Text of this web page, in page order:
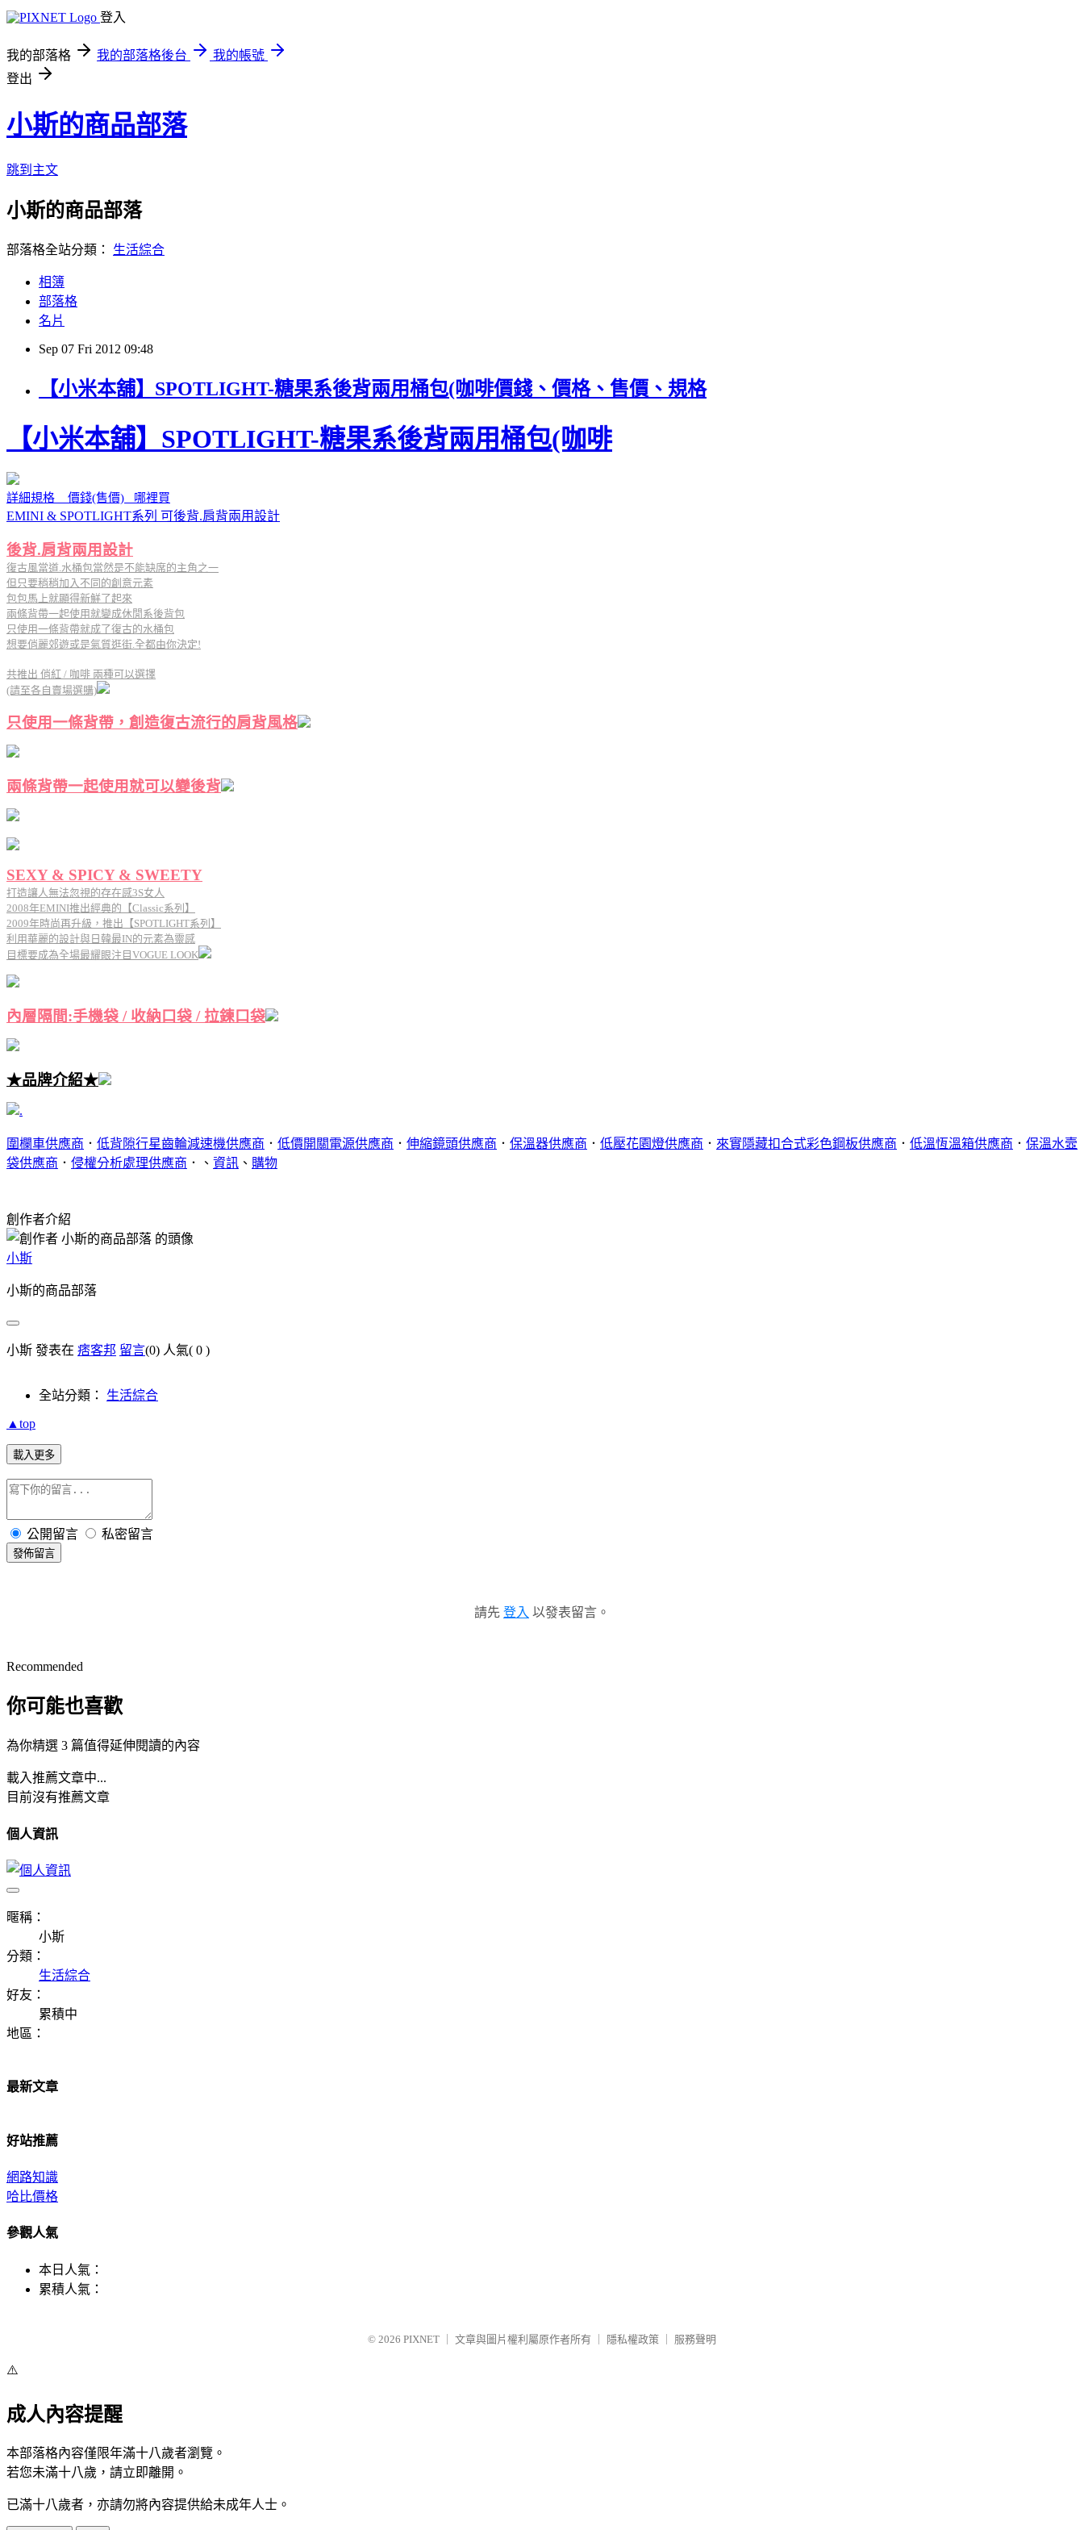
登入
我的部落格 我的部落格後台
我的帳號
登出
小斯的商品部落
跳到主文
小斯的商品部落
部落格全站分類： 生活綜合
相簿
部落格
名片
Sep 07 Fri 2012 09:48
【小米本舖】SPOTLIGHT-糖果系後背兩用桶包(咖啡價錢、價格、售價、規格
【小米本舖】SPOTLIGHT-糖果系後背兩用桶包(咖啡
詳細規格 價錢(售價) 哪裡買
EMINI & SPOTLIGHT系列 可後背.肩背兩用設計
後背.肩背兩用設計
復古風當道.水桶包當然是不能缺席的主角之一
但只要稍稍加入不同的創意元素
包包馬上就顯得新鮮了起來
兩條背帶一起使用就變成休閒系後背包
只使用一條背帶就成了復古的水桶包
想要俏麗郊遊或是氣質逛街.全都由你決定!
共推出 俏紅 / 咖啡 兩種可以選擇
(請至各自賣場選購)
只使用一條背帶，創造復古流行的肩背風格
兩條背帶一起使用就可以變後背
SEXY & SPICY & SWEETY
打造讓人無法忽視的存在感3S女人
2008年EMINI推出經典的【Classic系列】
2009年時尚再升級，推出【SPOTLIGHT系列】
利用華麗的設計與日韓最IN的元素為靈感
目標要成為全場最耀眼注目VOGUE LOOK
內層隔間:手機袋 / 收納口袋 / 拉鍊口袋
★品牌介紹★
.
圍欄車供應商 ． 低背隙行星齒輪減速機供應商 ． 低價開關電源供應商 ． 伸縮鏡頭供應商 ． 保溫器供應商 ． 低壓花園燈供應商 ． 來實隱藏扣合式彩色鋼板供應商 ． 低溫恆溫箱供應商 ． 保溫水壼
袋供應商 ． 侵權分析處理供應商 ．、 資訊 、 購物
創作者介紹
小斯
小斯的商品部落
小斯 發表在 痞客邦 留言(0) 人氣( 0 )
全站分類： 生活綜合
▲top
載入更多
公開留言 私密留言
發佈留言
請先 登入 以發表留言。
Recommended
你可能也喜歡
為你精選 3 篇值得延伸閱讀的內容
載入推薦文章中...
目前沒有推薦文章
個人資訊
暱稱：
小斯
分類：
生活綜合
好友：
累積中
地區：
最新文章
好站推薦
網路知識
哈比價格
參觀人氣
本日人氣：
累積人氣：
© 2026 PIXNET 文章與圖片權利屬原作者所有 隱私權政策 服務聲明
⚠️
成人內容提醒
本部落格內容僅限年滿十八歲者瀏覽。
若您未滿十八歲，請立即離開。
已滿十八歲者，亦請勿將內容提供給未成年人士。